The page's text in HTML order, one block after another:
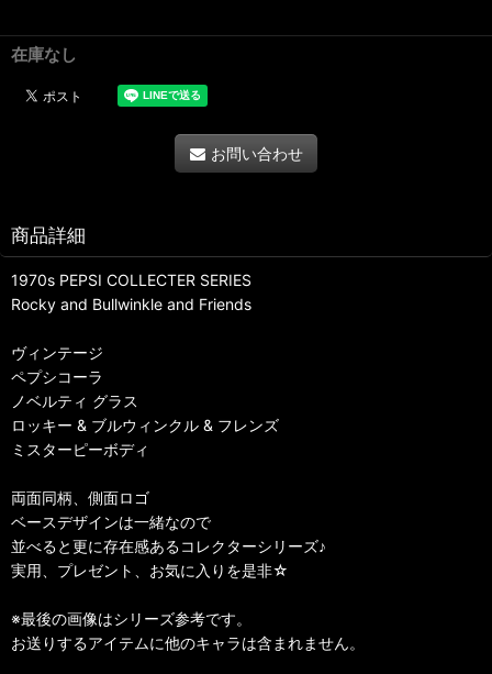
在庫なし
お問い合わせ
商品詳細
1970s PEPSI COLLECTER SERIES
Rocky and Bullwinkle and Friends
ヴィンテージ
ペプシコーラ
ノベルティ グラス
ロッキー & ブルウィンクル & フレンズ
ミスターピーボディ
両面同柄、側面ロゴ
ベースデザインは一緒なので
並べると更に存在感あるコレクターシリーズ♪
実用、プレゼント、お気に入りを是非☆
※最後の画像はシリーズ参考です。
お送りするアイテムに他のキャラは含まれません。